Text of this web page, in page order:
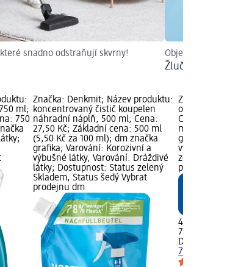
snadno odstraňují skvrny! Objevte široký
Žlučová
ml;
750
Značka: Denkmit; Název produktu:
koncentrovaný čistič koupelen
náhradní náplň, 500 ml; Cena:
27,50 Kč; Základní cena: 500 ml
(5,50 Kč za 100 ml); dm značka
grafika; Varování: Korozivní a
výbušné látky, Varování: Dráždivé
látky; Dostupnost: Status zelený
Skladem, Status šedý Vybrat
prodejnu dm
Značka:
Cena:
ml (6,33 Kč
grafika;
výbušné
zelený
prodejnu
47,50 Kč
750 ml
Denkmit
750 ml